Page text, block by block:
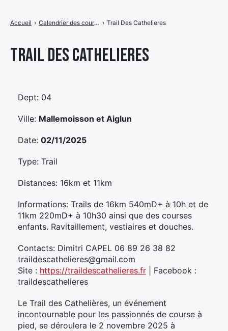
Trail Des Cathelieres
Accueil › Calendrier des courses › Trail Des Cathelieres
Dept: 04
Ville: Mallemoisson et Aiglun
Date: 02/11/2025
Type: Trail
Distances: 16km et 11km
Informations: Trails de 16km 540mD+ à 10h et de
11km 220mD+ à 10h30 ainsi que des courses
enfants. Ravitaillement, vestiaires et douches.
Contacts: Dimitri CAPEL 06 89 26 38 82
traildescathelieres@gmail.com
Site : https://traildescathelieres.fr | Facebook :
traildescathelieres
Le Trail des Cathelières, un événement
incontournable pour les passionnés de course à
pied, se déroulera le 2 novembre 2025 à
de
ÉlémentÉlément